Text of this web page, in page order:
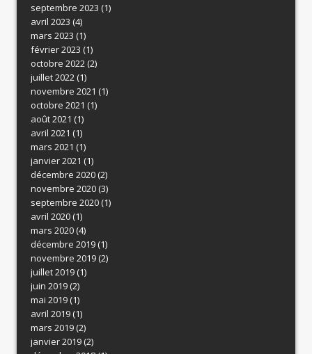
septembre 2023 (1)
avril 2023 (4)
mars 2023 (1)
février 2023 (1)
octobre 2022(2)
juillet 2022(1)
novembre 2021 (1)
octobre 2021 (1)
août 2021 (1)
avril 2021 (1)
mars 2021 (1)
janvier 2021 (1)
décembre 2020(2)
novembre 2020(3)
septembre 2020(1)
avril 2020(1)
mars 2020(4)
décembre 2019(1)
novembre 2019(2)
juillet 2019(1)
juin 2019(2)
mai 2019(1)
avril 2019(1)
mars 2019(2)
janvier 2019(2)